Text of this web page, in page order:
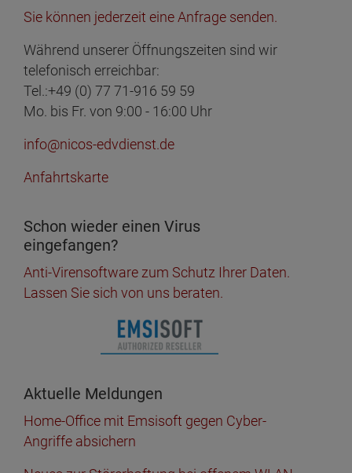
Sie können jederzeit eine Anfrage senden.
Während unserer Öffnungszeiten sind wir
telefonisch erreichbar:
Tel.:+49 (0) 77 71-916 59 59
Mo. bis Fr. von 9:00 - 16:00 Uhr
info@nicos-edvdienst.de
Anfahrtskarte
Schon wieder einen Virus
eingefangen?
Anti-Virensoftware zum Schutz Ihrer Daten.
Lassen Sie sich von uns beraten.
Aktuelle Meldungen
Home-Office mit Emsisoft gegen Cyber-
Angriffe absichern